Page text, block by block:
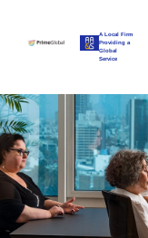
A Local Firm
Providing a
Global
Service